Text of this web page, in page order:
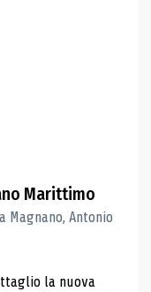
Marittimo
Magnano, Antonio
la nuova